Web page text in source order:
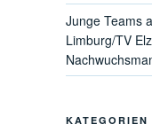
Junge Teams
Limburg/TV
KATEGORIEN